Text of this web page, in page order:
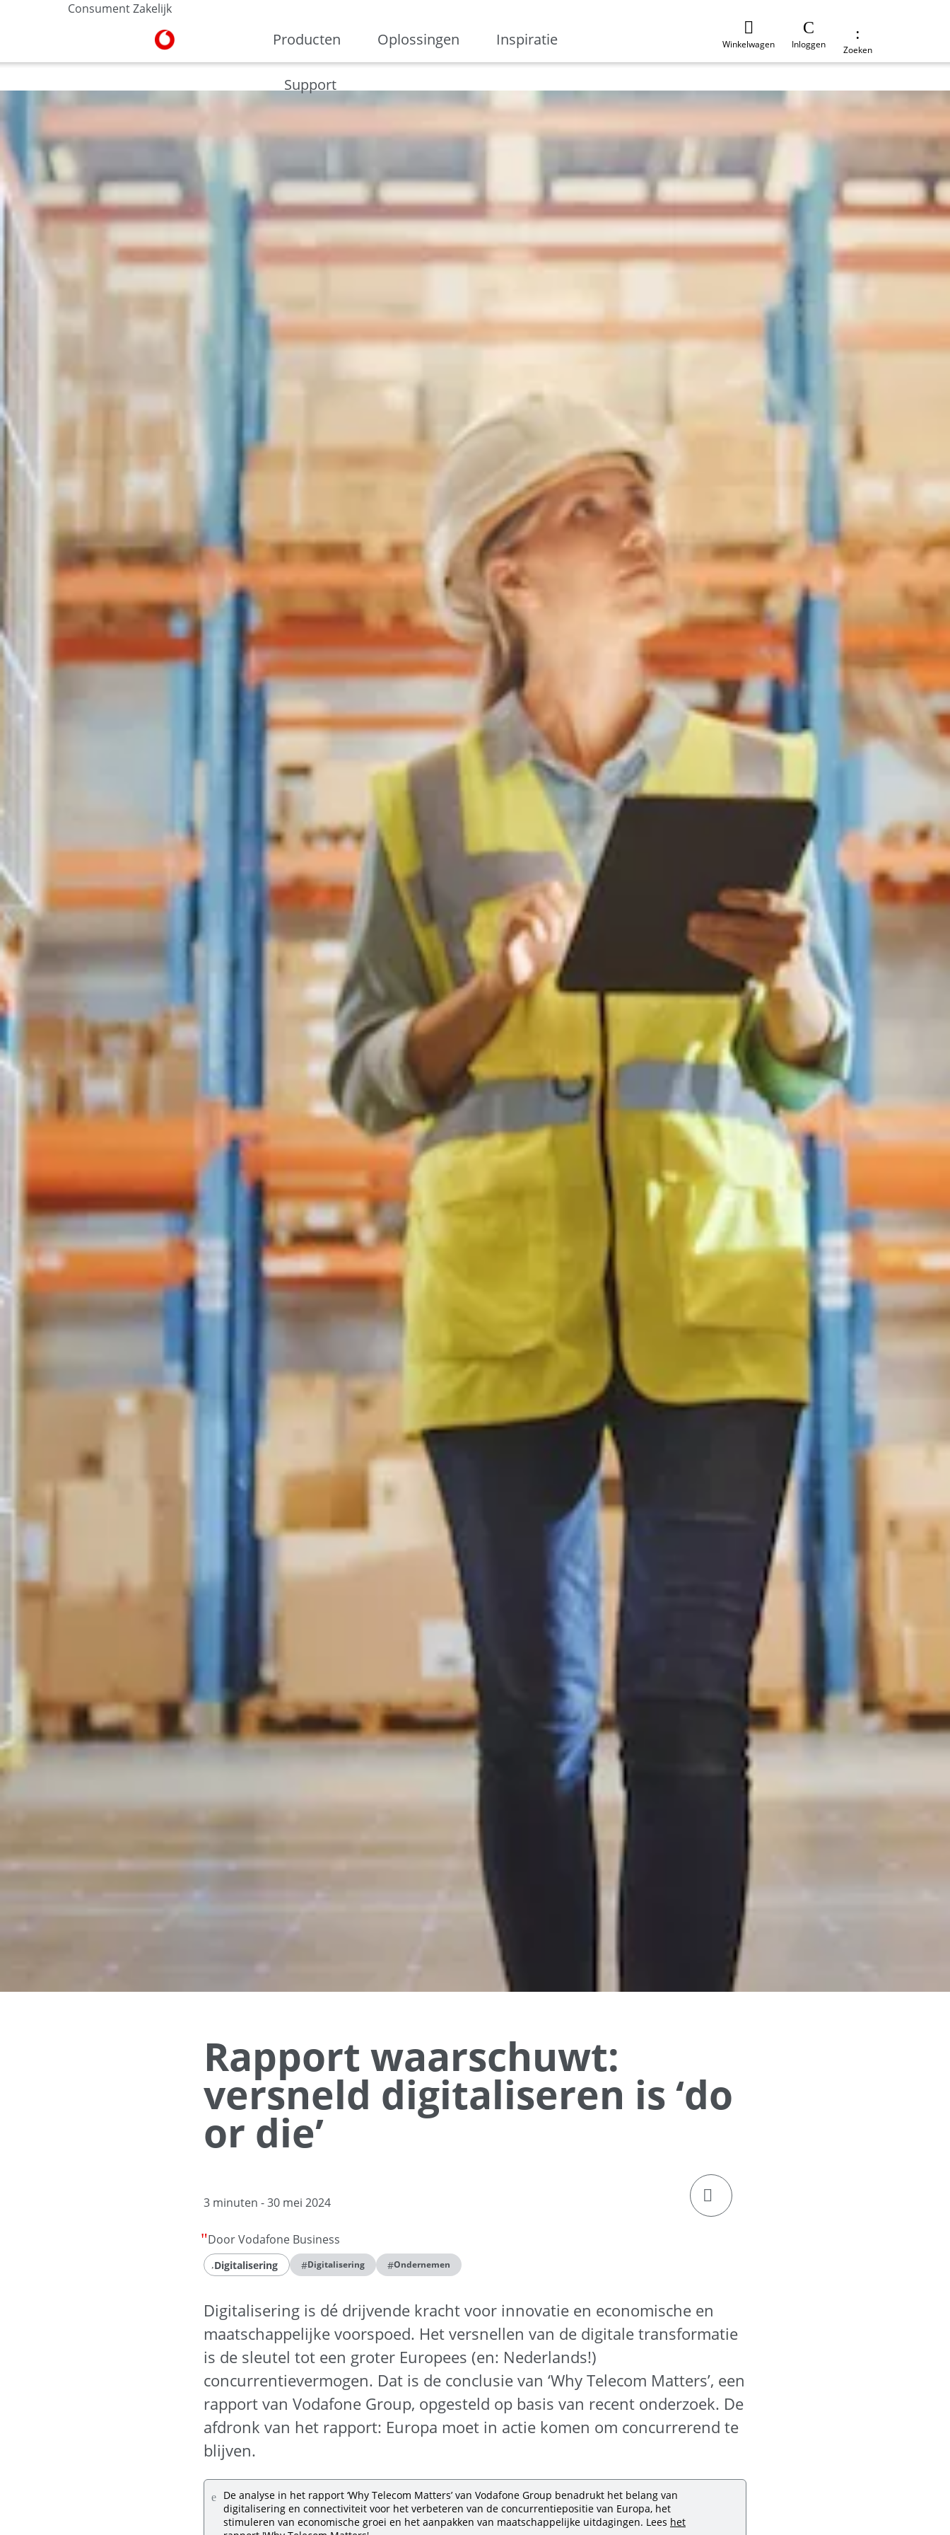
ConsumentZakelijk
Ga naar de Vodafone homepage
Producten Oplossingen Inspiratie
Support
Winkelwagen Inloggen Zoeken
Rapport waarschuwt:
versneld digitaliseren is ‘do
or die’
3 minuten - 30 mei 2024
klik om de deellinks te openen
Door Vodafone Business
Digitalisering #Digitalisering #Ondernemen
Digitalisering is dé drijvende kracht voor innovatie en economische en
maatschappelijke voorspoed. Het versnellen van de digitale transformatie
is de sleutel tot een groter Europees (en: Nederlands!)
concurrentievermogen. Dat is de conclusie van ‘Why Telecom Matters’, een
rapport van Vodafone Group, opgesteld op basis van recent onderzoek. De
afdronk van het rapport: Europa moet in actie komen om concurrerend te
blijven.
De analyse in het rapport ‘Why Telecom Matters’ van Vodafone Group benadrukt het belang van
digitalisering en connectiviteit voor het verbeteren van de concurrentiepositie van Europa, het
stimuleren van economische groei en het aanpakken van maatschappelijke uitdagingen. Lees het